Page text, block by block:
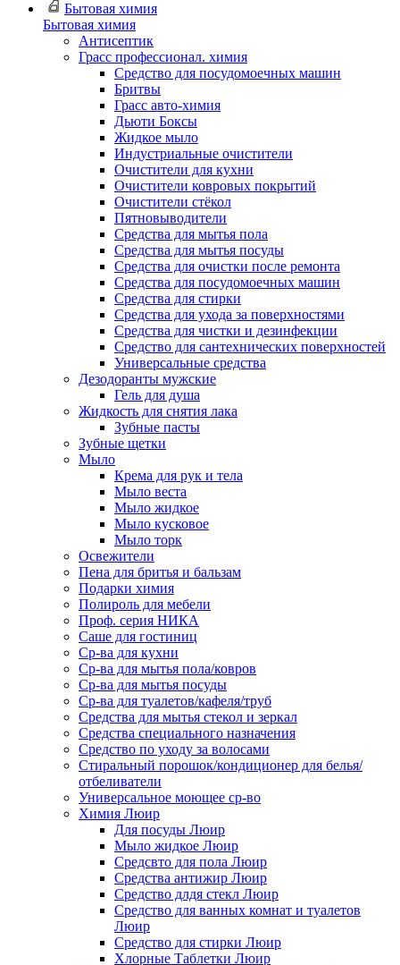
Бытовая химия
Бытовая химия
Антисептик
Грасс профессионал. химия
Cредство для посудомоечных машин
Бритвы
Грасс авто-химия
Дьюти Боксы
Жидкое мыло
Индустриальные очистители
Очистители для кухни
Очистители ковровых покрытий
Очистители стёкол
Пятновыводители
Средства для мытья пола
Средства для мытья посуды
Средства для очистки после ремонта
Средства для посудомоечных машин
Средства для стирки
Средства для ухода за поверхностями
Средства для чистки и дезинфекции
Средство для сантехнических поверхностей
Универсальные средства
Дезодоранты мужские
Гель для душа
Жидкость для снятия лака
Зубные пасты
Зубные щетки
Мыло
Крема для рук и тела
Мыло веста
Мыло жидкое
Мыло кусковое
Мыло торк
Освежители
Пена для бритья и бальзам
Подарки химия
Полироль для мебели
Проф. серия НИКА
Саше для гостиниц
Ср-ва для кухни
Ср-ва для мытья пола/ковров
Ср-ва для мытья посуды
Ср-ва для туалетов/кафеля/труб
Средства для мытья стекол и зеркал
Средства специального назначения
Средство по уходу за волосами
Стиральный порошок/кондиционер для белья/
отбеливатели
Универсальное моющее ср-во
Химия Люир
Для посуды Люир
Мыло жидкое Люир
Средсвто для пола Люир
Средства антижир Люир
Средство длдя стекл Люир
Средство для ванных комнат и туалетов
Люир
Средство для стирки Люир
Хлорные Таблетки Люир